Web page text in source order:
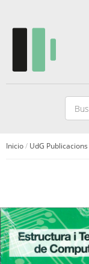
Inicio/ UdG Publicacions